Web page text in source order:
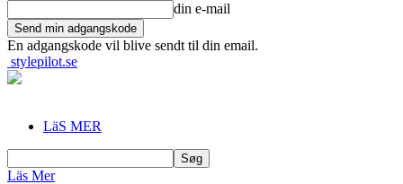
din e-mail
En adgangskode vil blive sendt til din email.
stylepilot.se
LäS MER
Läs Mer